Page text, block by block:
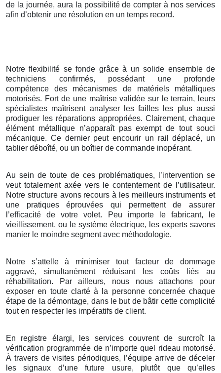
de la journée, aura la possibilité de compter à nos services
afin d’obtenir une résolution en un temps record.
Notre flexibilité se fonde grâce à un solide ensemble de
techniciens confirmés, possédant une profonde
compétence des mécanismes de matériels métalliques
motorisés. Fort de une maîtrise validée sur le terrain, leurs
spécialistes maîtrisent analyser les failles les plus aussi
prodiguer les réparations appropriées. Clairement, chaque
élément métallique n’apparaît pas exempt de tout souci
mécanique. Ce dernier peut encourir un rail déplacé, un
tablier déboîté, ou un boîtier de commande inopérant.
Au sein de toute de ces problématiques, l’intervention se
veut totalement axée vers le contentement de l’utilisateur.
Notre structure avons recours à les meilleurs instruments et
une pratiques éprouvées qui permettent de assurer
l’efficacité de votre volet. Peu importe le fabricant, le
vieillissement, ou le système électrique, les experts savons
manier le moindre segment avec méthodologie.
Notre s’attelle à minimiser tout facteur de dommage
aggravé, simultanément réduisant les coûts liés au
réhabilitation. Par ailleurs, nous nous attachons pour
exposer en toute clarté à la personne concernée chaque
étape de la démontage, dans le but de bâtir cette complicité
tout en respecter les impératifs de client.
En registre élargi, les services couvrent de surcroît la
vérification programmée de n’importe quel rideau motorisé.
À travers de visites périodiques, l’équipe arrive de déceler
les signaux d’une future usure, plutôt que qu’elles